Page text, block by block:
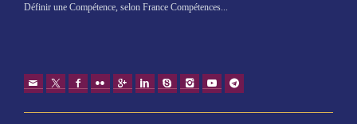
Définir une Compétence, selon France Compétences...